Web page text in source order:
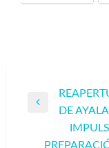
Navegación
entradas
EntradaDE